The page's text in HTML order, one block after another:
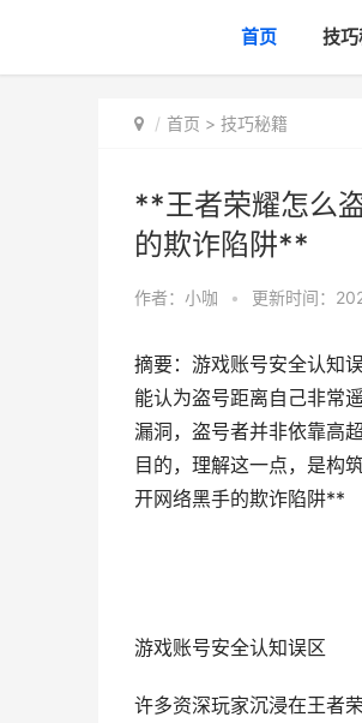
首页 技
首页 > 技巧秘籍
**王者荣耀怎么
的欺诈陷阱**
作者： 小咖 • 更新时间：
摘要：游戏账号安全认知
能认为盗号距离自己非常
漏洞，盗号者并非依靠高
目的，理解这一点，是构
开网络黑手的欺诈陷阱**
游戏账号安全认知误区
许多资深玩家沉浸在王者